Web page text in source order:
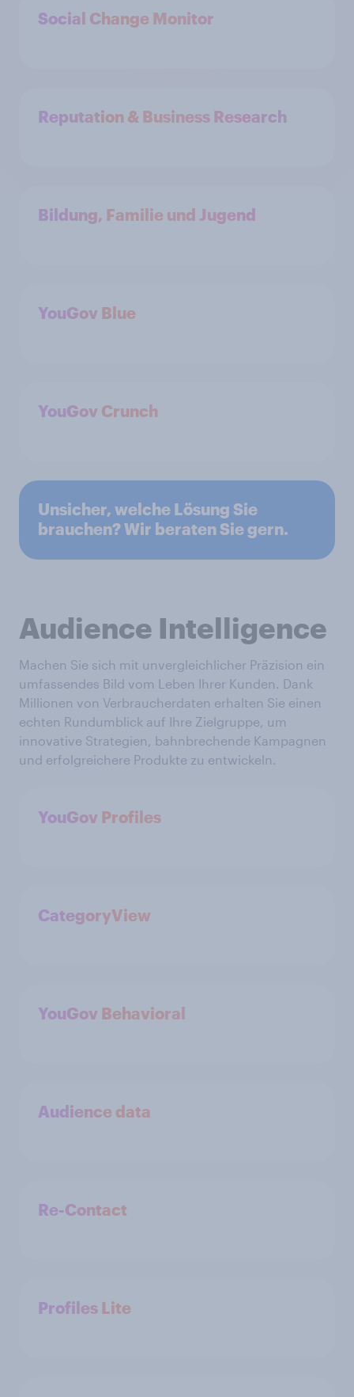
Social Change Monitor
Reputation & Business Research
Bildung, Familie und Jugend
YouGov Blue
YouGov Crunch
Unsicher, welche Lösung Sie
brauchen? Wir beraten Sie gern.
Audience Intelligence
Machen Sie sich mit unvergleichlicher Präzision ein
umfassendes Bild vom Leben Ihrer Kunden. Dank
Millionen von Verbraucherdaten erhalten Sie einen
echten Rundumblick auf Ihre Zielgruppe, um
innovative Strategien, bahnbrechende Kampagnen
und erfolgreichere Produkte zu entwickeln.
YouGov Profiles
CategoryView
YouGov Behavioral
Audience data
Re-Contact
Profiles Lite